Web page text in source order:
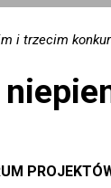
i trzecim